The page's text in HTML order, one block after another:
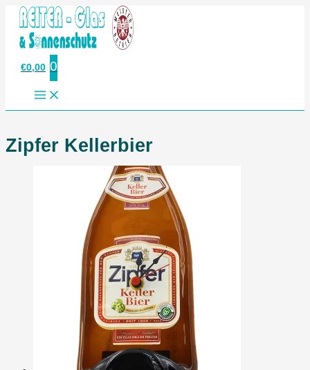
Zum
Inhalt
springen
€0,00 0
Zipfer Kellerbier